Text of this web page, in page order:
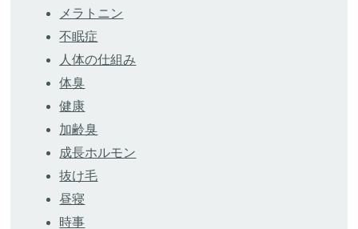
メラトニン
不眠症
人体の仕組み
体臭
健康
加齢臭
成長ホルモン
抜け毛
昼寝
時事